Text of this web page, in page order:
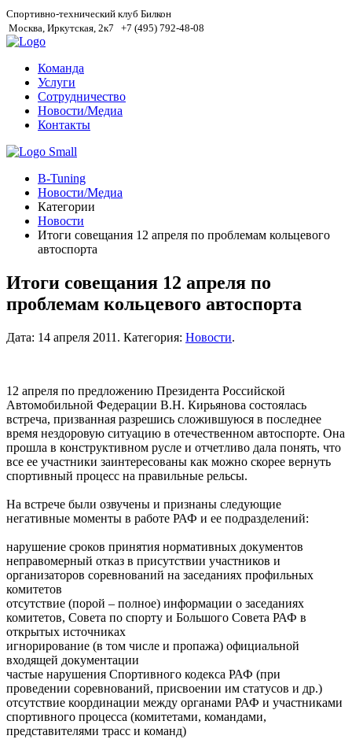
Спортивно-технический клуб Билкон
Москва, Иркутская, 2к7
+7 (495) 792-48-08
Команда
Услуги
Сотрудничество
Новости/Медиа
Контакты
B-Tuning
Новости/Медиа
Категории
Новости
Итоги совещания 12 апреля по проблемам кольцевого
автоспорта
Итоги совещания 12 апреля по
проблемам кольцевого автоспорта
Дата: 14 апреля 2011 . Категория: Новости.
12 апреля по предложению Президента Российской
Автомобильной Федерации В.Н. Кирьянова состоялась
встреча, призванная разрешись сложившуюся в последнее
время нездоровую ситуацию в отечественном автоспорте. Она
прошла в конструктивном русле и отчетливо дала понять, что
все ее участники заинтересованы как можно скорее вернуть
спортивный процесс на правильные рельсы.
На встрече были озвучены и признаны следующие
негативные моменты в работе РАФ и ее подразделений:
нарушение сроков принятия нормативных документов
неправомерный отказ в присутствии участников и
организаторов соревнований на заседаниях профильных
комитетов
отсутствие (порой – полное) информации о заседаниях
комитетов, Совета по спорту и Большого Совета РАФ в
открытых источниках
игнорирование (в том числе и пропажа) официальной
входящей документации
частые нарушения Спортивного кодекса РАФ (при
проведении соревнований, присвоении им статусов и др.)
отсутствие координации между органами РАФ и участниками
спортивного процесса (комитетами, командами,
представителями трасс и команд)